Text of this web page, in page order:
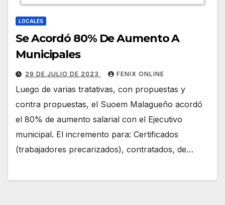
LOCALES
Se Acordó 80% De Aumento A
Municipales
29 DE JULIO DE 2023 FENIX ONLINE
Luego de varias tratativas, con propuestas y
contra propuestas, el Suoem Malagueño acordó
el 80% de aumento salarial con el Ejecutivo
municipal. El incremento para: Certificados
(trabajadores precarizados), contratados, de…